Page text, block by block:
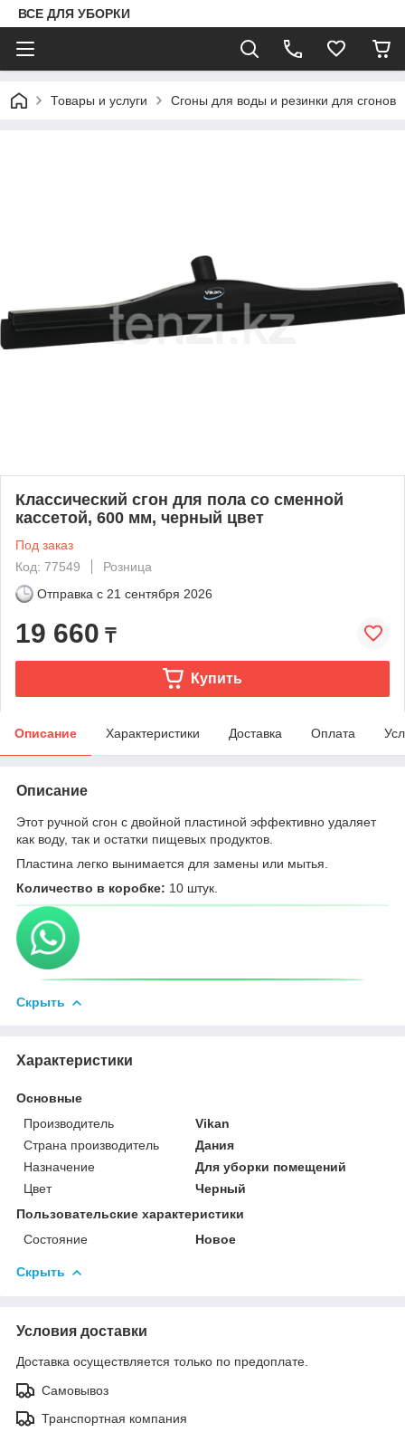
ВСЕ ДЛЯ УБОРКИ
Товары и услуги Сгоны для воды и резинки для сгонов
Классический сгон для пола со сменной
кассетой, 600 мм, черный цвет
Под заказ
Код: 77549
Розница
Отправка с 21 сентября 2026
19 660 ₸
Купить
Описание Характеристики Доставка Оплата
Описание
Этот ручной сгон с двойной пластиной эффективно удаляет
как воду, так и остатки пищевых продуктов.
Пластина легко вынимается для замены или мытья.
Количество в коробке: 10 штук.
Скрыть
Характеристики
Основные
Производитель
Vikan
Страна производитель
Дания
Назначение
Для уборки помещений
Цвет
Черный
Пользовательские характеристики
Состояние
Новое
Скрыть
Условия доставки
Доставка осуществляется только по предоплате.
Самовывоз
Транспортная компания